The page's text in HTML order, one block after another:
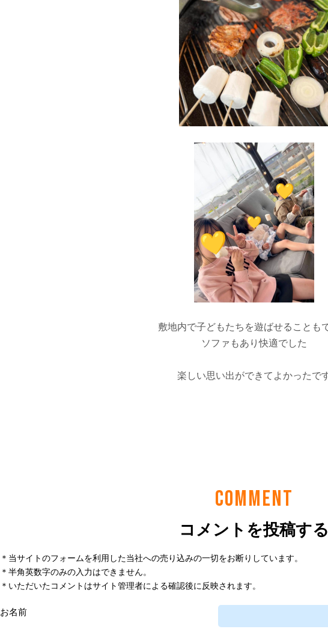
COMMENT
コメントを投稿する
＊当サイトのフォームを利用した当社への売り込みの一切をお断りしています。
＊半角英数字のみの入力はできません。
＊いただいたコメントはサイト管理者による確認後に反映されます。
お名前